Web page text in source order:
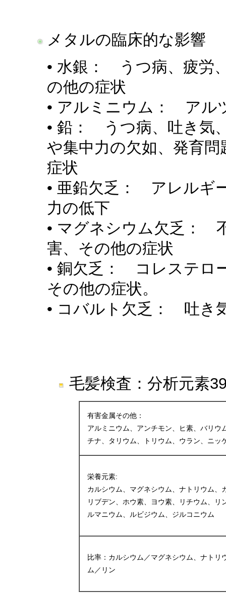
メタルの臨床的な影響
• 水銀： うつ病、疲労
の他の症状
• アルミニウム： アル
• 鉛： うつ病、吐き気
や集中力の欠如、発育
症状
• 亜鉛欠乏： アレルギ
力の低下
• マグネシウム欠乏：
害、その他の症状
• 銅欠乏： コレステロ
その他の症状。
• コバルト欠乏： 吐き
毛髪検査：分析元素
有害金属その他：
アルミニウム、アンチモン、ヒ素、バリ
チナ、タリウム、トリウム、ウラン、ニッ
栄養元素:
カルシウム、マグネシウム、ナトリウム
リブデン、ホウ素、ヨウ素、リチウム、
ルマニウム、ルビジウム、ジルコニウム
比率：カルシウム／マグネシウム、ナト
ム／リン